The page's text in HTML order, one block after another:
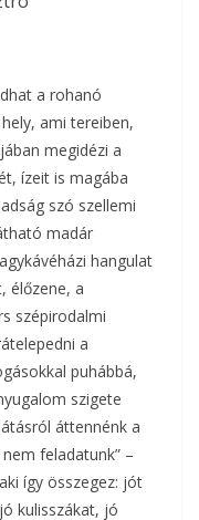
a rohanó
ami tereiben,
megidézi a
ízeit is magába
szó szellemi
madár
hangulat
élőzene, a
szépirodalmi
a
puhábbá,
szigete
áttennénk a
feladatunk” –
így összegez: jót
kulisszákat, jó